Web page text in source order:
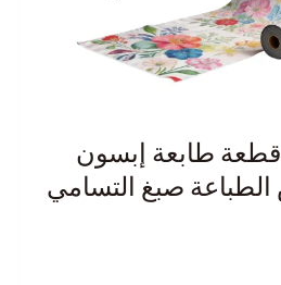
XF-H1802X 2 قطعة طابعة إبسون